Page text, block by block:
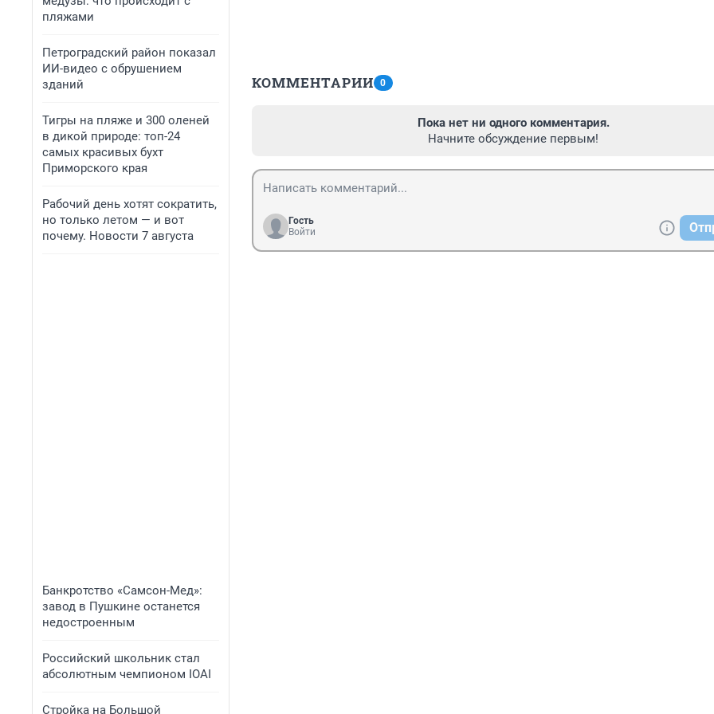
пляжами
Петроградский район показал
ИИ-видео с обрушением
зданий
Тигры на пляже и 300 оленей
в дикой природе: топ-24
самых красивых бухт
Приморского края
Рабочий день хотят сократить,
но только летом — и вот
почему. Новости 7 августа
Банкротство «Самсон-Мед»:
завод в Пушкине останется
недостроенным
Российский школьник стал
абсолютным чемпионом IOAI
Стройка на Большой
КОММЕНТАРИИ 0
Пока нет ни одного комментария.
Начните обсуждение первым!
Гость
Войти